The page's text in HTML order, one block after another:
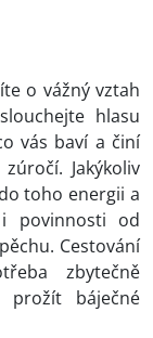
o vážný vztah
hlasu
vás baví a činí
Jakýkoliv
toho energii a
i povinnosti od
Cestování
zbytečně
báječné